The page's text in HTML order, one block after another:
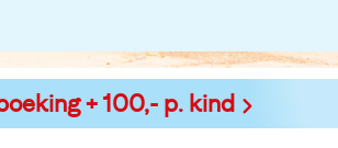
+ 100,- p. kind